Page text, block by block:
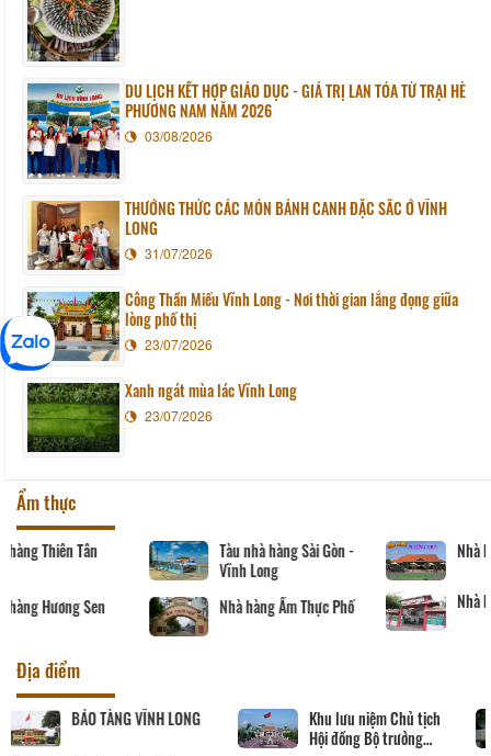
DU LỊCH KẾT HỢP GIÁO DỤC - GIÁ TRỊ LAN TỎA TỪ TRẠI HÈ
PHƯƠNG NAM NĂM 2026
03/08/2026
THƯỞNG THỨC CÁC MÓN BÁNH CANH ĐẶC SẮC Ở VĨNH
LONG
31/07/2026
Công Thần Miếu Vĩnh Long - Nơi thời gian lắng đọng giữa
lòng phố thị
23/07/2026
Xanh ngát mùa lác Vĩnh Long
23/07/2026
Ẩm thực
Nhà hàng Thiên Tân
Tàu nhà hàng Sài Gòn -
Nhà hàng Hương Sen
Nhà hàng Ẩm Thực Phố
Địa điểm
Khu tưởng niệm cố Thủ
BẢO TÀNG VĨNH LONG